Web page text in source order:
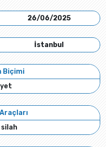
26/06/2025
İstanbul
Biçimi